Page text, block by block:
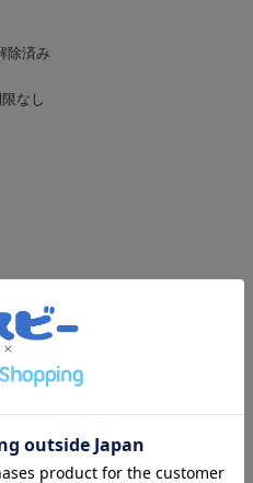
除済み
なし
カード全てご利用可能です。
全国送料無料
イミングによって販売済みの場合